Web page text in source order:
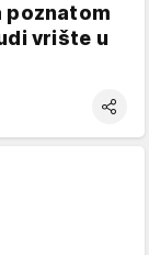
poznatom
vrište u